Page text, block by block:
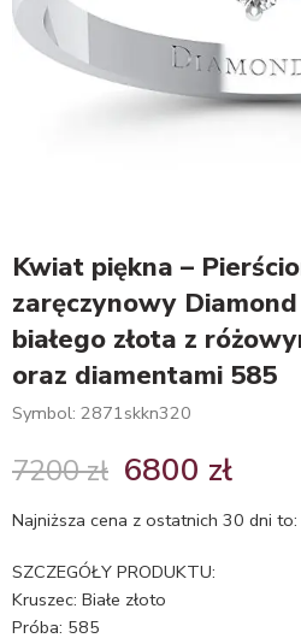
Kwiat piękna –
zaręczynowy
białego złota z
oraz diamentami 585
Symbol: 2871skkn320
7200zł 6800 zł
Najniższa cena z ostatnich 30 dni to:
SZCZEGÓŁY PRODUKTU:
Kruszec: Białe złoto
Próba: 585